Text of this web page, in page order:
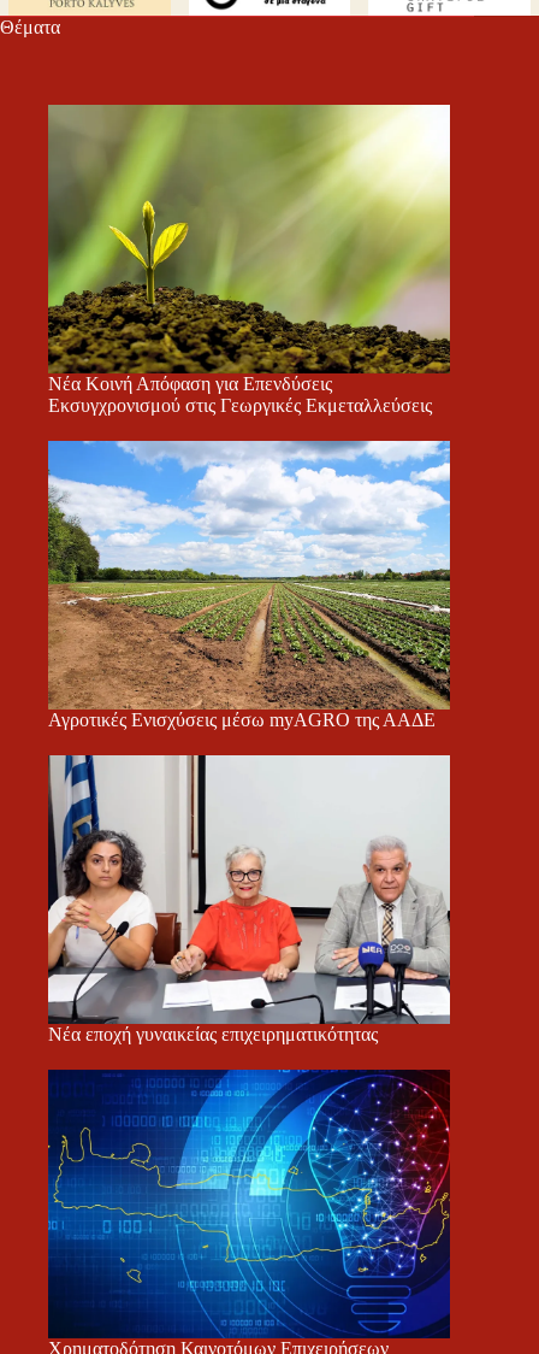
Θέματα
Νέα Κοινή Απόφαση για Επενδύσεις
Εκσυγχρονισμού στις Γεωργικές Εκμεταλλεύσεις
Αγροτικές Ενισχύσεις μέσω myAGRO της ΑΑΔΕ
Νέα εποχή γυναικείας επιχειρηματικότητας
Χρηματοδότηση Καινοτόμων Επιχειρήσεων